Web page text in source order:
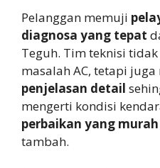
Pelanggan memuji
diagnosa yang tepat
Teguh. Tim teknisi
masalah AC, tetapi
penjelasan detail
mengerti kondisi
perbaikan yang murah
tambah.